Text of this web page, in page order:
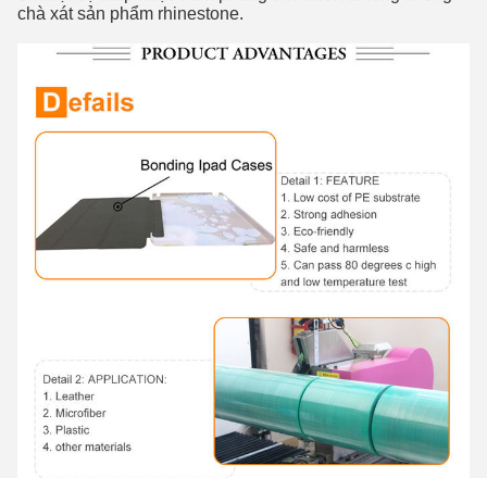
chà xát sản phẩm rhinestone.